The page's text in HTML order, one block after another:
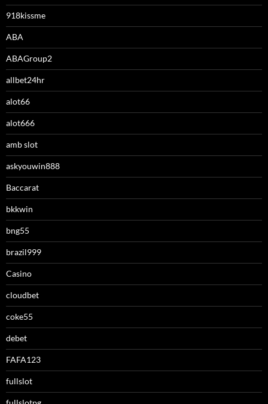
918kissme
ABA
ABAGroup2
allbet24hr
alot66
alot666
amb slot
askyouwin888
Baccarat
bkkwin
bng55
brazil999
Casino
cloudbet
coke55
debet
FAFA123
fullslot